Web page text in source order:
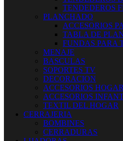
TENDEDEROS
PLANCHADO
ACCESORIOS
TABLA DE
FUNDAS PARA
MENAJE
BASCULAS
SOPORTES TV
DECORACION
ACCESORIOS HOGAR
ACCESORIOS
TEXTIL DEL HOGAR
CERRAJERIA
BOMBINES
CERRADURAS